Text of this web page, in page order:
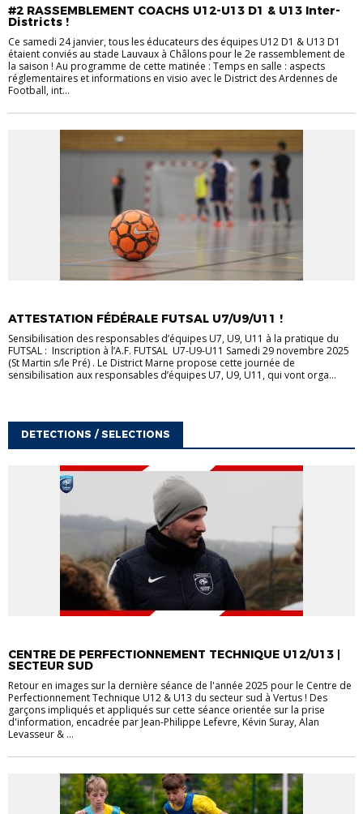
#2 RASSEMBLEMENT COACHS U12-U13 D1 & U13 Inter-
Districts !
Ce samedi 24 janvier, tous les éducateurs des équipes U12 D1 & U13 D1
étaient conviés au stade Lauvaux à Châlons pour le 2e rassemblement de
la saison ! Au programme de cette matinée : Temps en salle : aspects
réglementaires et informations en visio avec le District des Ardennes de
Football, int...
ATTESTATION FÉDÉRALE FUTSAL U7/U9/U11 !
Sensibilisation des responsables d’équipes U7, U9, U11 à la pratique du
FUTSAL : Inscription à l’A.F. FUTSAL U7-U9-U11 Samedi 29 novembre 2025
(St Martin s/le Pré) . Le District Marne propose cette journée de
sensibilisation aux responsables d’équipes U7, U9, U11, qui vont orga...
DETECTIONS / SELECTIONS
CENTRE DE PERFECTIONNEMENT TECHNIQUE U12/U13 |
SECTEUR SUD
Retour en images sur la dernière séance de l'année 2025 pour le Centre de
Perfectionnement Technique U12 & U13 du secteur sud à Vertus ! Des
garçons impliqués et appliqués sur cette séance orientée sur la prise
d'information, encadrée par Jean-Philippe Lefevre, Kévin Suray, Alan
Levasseur & ...